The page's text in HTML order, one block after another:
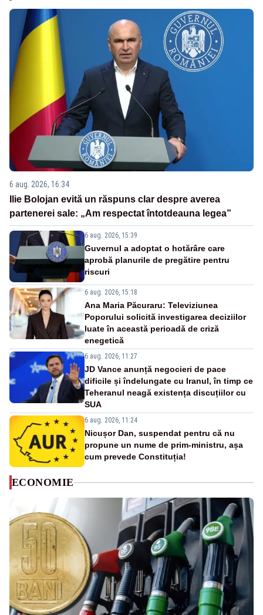
6 aug. 2026, 16:34
Ilie Bolojan evită un răspuns clar despre averea
partenerei sale: „Am respectat întotdeauna legea”
6 aug. 2026, 15:39
Guvernul a adoptat o hotărâre care
aprobă planurile de pregătire pentru
riscuri
6 aug. 2026, 15:18
Ana Maria Păcuraru: Televiziunea
Poporului solicită investigarea deciziilor
luate în această perioadă de criză
enegetică
6 aug. 2026, 11:27
JD Vance anunță negocieri de pace
dificile și îndelungate cu Iranul, în timp ce
Teheranul neagă existența discuțiilor cu
SUA
6 aug. 2026, 11:24
Nicușor Dan, suspendat pentru că nu
propune un nume de prim-ministru, așa
cum prevede Constituția!
ECONOMIE